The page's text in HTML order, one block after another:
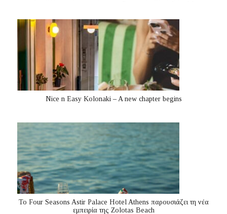
Nice n Easy Kolonaki – A new chapter begins
Το Four Seasons Astir Palace Hotel Athens παρουσιάζει τη νέα
εμπειρία της Zolotas Beach